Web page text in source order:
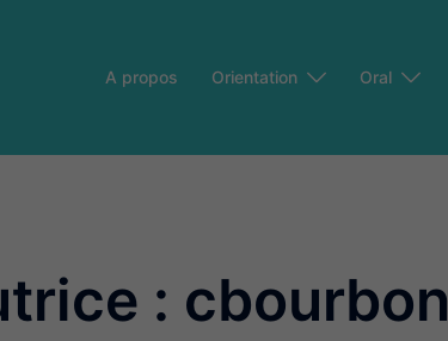
A propos Orientation Oral
: cbourbon